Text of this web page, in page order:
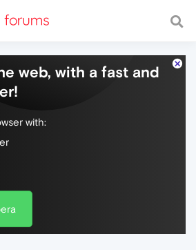
web, with a fast and
with: